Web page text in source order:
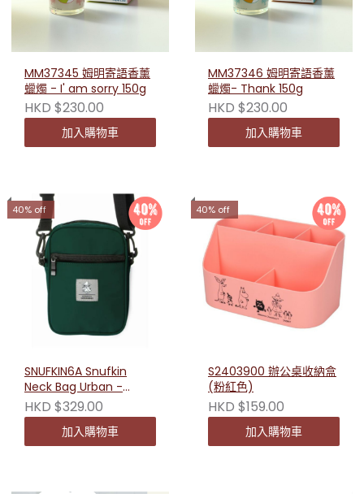
MM37345 姆明寄語香薰
蠟燭 - I' am sorry 150g
HKD $230.00
加入購物車
MM37346 姆明寄語香薰
蠟燭- Thank 150g
HKD $230.00
加入購物車
40% off
SNUFKIN6A Snufkin
Neck Bag Urban -
Green
HKD $329.00
加入購物車
40% off
S2403900 辦公桌收納盒
(粉紅色)
HKD $159.00
加入購物車